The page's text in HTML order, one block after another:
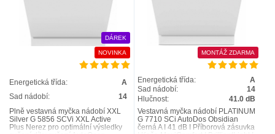
DÁREK
NOVINKA
Energetická třída:
A
Sad nádobí:
14
Plně vestavná myčka nádobí XXL
Silver G 5856 SCVi XXL Active
Plus Nerez pro optimální výsledky
MONTÁŽ ZDARMA
Energetická třída:
A
Sad nádobí:
14
Hlučnost:
41.0 dB
Vestavná myčka nádobí PLATINUM
G 7710 SCi AutoDos Obsidian
černá A I 41 dB I Příborová zásuvka